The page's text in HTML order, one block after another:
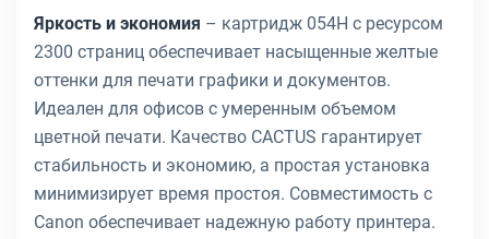
Яркость и экономия – картридж 054H с ресурсом
2300 страниц обеспечивает насыщенные желтые
оттенки для печати графики и документов.
Идеален для офисов с умеренным объемом
цветной печати. Качество CACTUS гарантирует
стабильность и экономию, а простая установка
минимизирует время простоя. Совместимость с
Canon обеспечивает надежную работу принтера.